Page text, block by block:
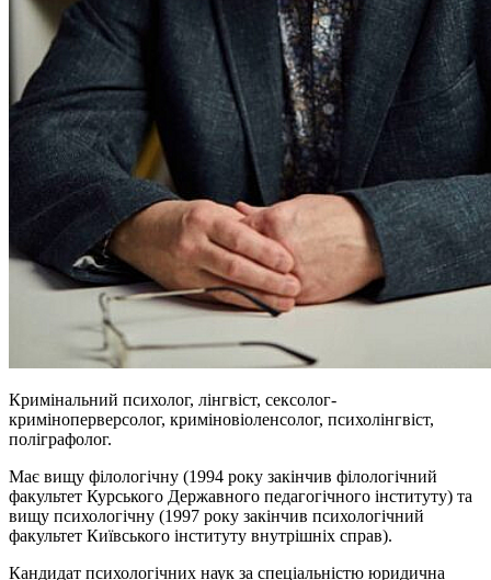
Кримінальний психолог, лінгвіст, сексолог-
криміноперверсолог, криміновіоленсолог, психолінгвіст,
поліграфолог.
Має вищу філологічну (1994 року закінчив філологічний
факультет Курського Державного педагогічного інституту) та
вищу психологічну (1997 року закінчив психологічний
факультет Київського інституту внутрішніх справ).
Кандидат психологічних наук за спеціальністю юридична